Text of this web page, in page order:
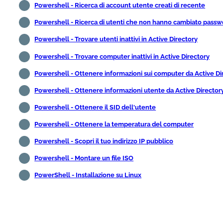
Powershell - Ricerca di account utente creati di recente
Powershell - Ricerca di utenti che non hanno cambiato
Powershell - Trovare utenti inattivi in Active Directory
Powershell - Trovare computer inattivi in Active Directory
Powershell - Ottenere informazioni sui computer da Active
Powershell - Ottenere informazioni utente da Active
Powershell - Ottenere il SID dell'utente
Powershell - Ottenere la temperatura del computer
Powershell - Scopri il tuo indirizzo IP pubblico
Powershell - Montare un file ISO
PowerShell - Installazione su Linux